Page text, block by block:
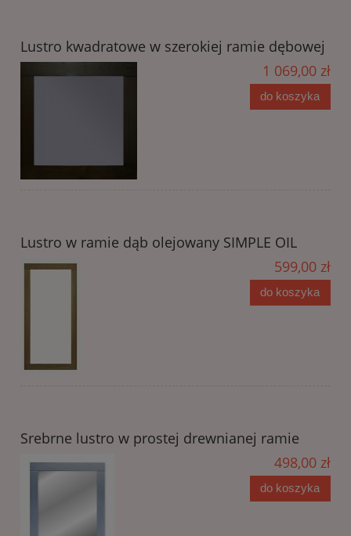
Lustro kwadratowe w szerokiej ramie dębowej
1 069,00 zł
do koszyka
Lustro w ramie dąb olejowany SIMPLE OIL
599,00 zł
do koszyka
Srebrne lustro w prostej drewnianej ramie
498,00 zł
do koszyka